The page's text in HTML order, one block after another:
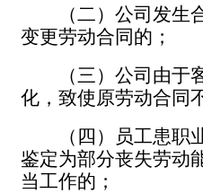
（二）公司发
变更劳动合同的；
（三）公司由
化，致使原劳动合同
（四）员工患职
鉴定为部分丧失劳动
当工作的；